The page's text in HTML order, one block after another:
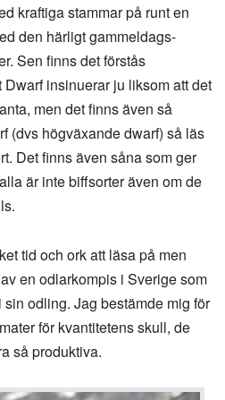
kraftiga stammar på runt en
den härligt gammeldags-
Sen finns det förstås
insinuerar ju liksom att det
men det finns även så
(dvs högväxande dwarf) så läs
Det finns även såna som ger
är inte biffsorter även om de
tid och ork att läsa på men
en odlarkompis i Sverige som
odling. Jag bestämde mig för
för kvantitetens skull, de
så produktiva.